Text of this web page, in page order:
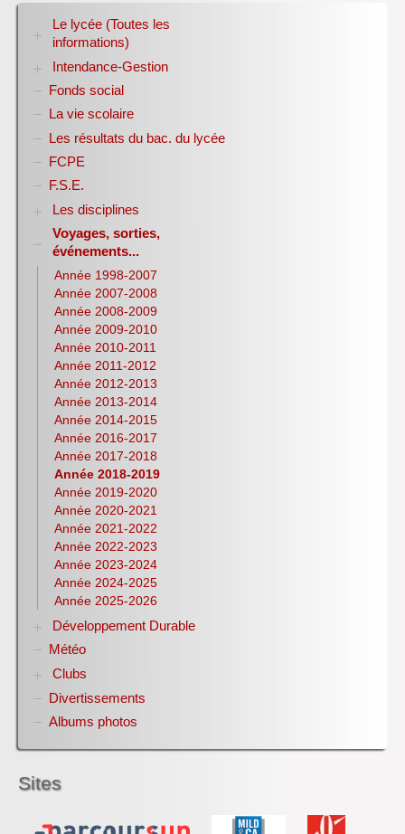
Le lycée (Toutes les
informations)
RENTREE 2026-2027
Stage des élèves de seconde
Intendance-Gestion
Restauration scolaire
Bourses nationales
Année scolaire 2017-2018
Année scolaire 2018-2019
Année scolaire 2019-2020
Fonds social
La vie scolaire
Les résultats du bac. du lycée
FCPE
F.S.E.
Les disciplines
Allemand
Anglais
Sciences Economiques et Sociales
E.P.S.
Espagnol
Histoire-Géographie
Italien
Lettres
Latin
Mathématiques
NSI
Philosophie
Pix
Physique-Chimie
Notices d’utilisation de logiciels
Olympiades nationales de la chimie
S.T.M.G.
S.N.T.
S.V.T
Lycéens au cinéma
CDI
H.L.P.
Voyages, sorties,
événements...
Année 1998-2007
Année 2007-2008
Année 2008-2009
Année 2009-2010
Année 2010-2011
Année 2011-2012
Année 2012-2013
Année 2013-2014
Année 2014-2015
Année 2016-2017
Année 2017-2018
Année 2018-2019
Année 2019-2020
Année 2020-2021
Année 2021-2022
Année 2022-2023
Année 2023-2024
Année 2024-2025
Année 2025-2026
Développement Durable
Biodiversité
Club bien-être et biodiversité ANNEE DE LA
Conférences organisées par référent culture ROCA
Alain
Copenhague 2009
Recettes...
Météo
Clubs
Club ZETETIQUE
Divertissements
Albums photos
Sites